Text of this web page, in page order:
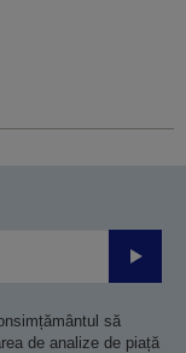
să
de analize de piață